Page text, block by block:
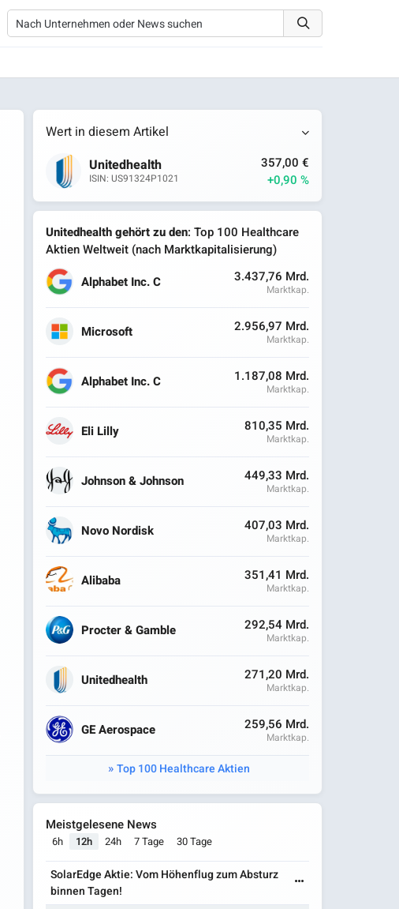
Wert in diesem Artikel
Unitedhealth
ISIN: US91324P1021
357,00 €
+0,90 %
Unitedhealth gehört zu den: Top 100 Healthcare
Aktien Weltweit (nach Marktkapitalisierung)
Alphabet Inc. C
3.437,76 Mrd.
Marktkap.
Microsoft 2.956,97 Mrd.
Marktkap.
Alphabet Inc. C 1.187,08 Mrd.
Marktkap.
Eli Lilly 810,35 Mrd.
Marktkap.
Johnson & Johnson 449,33 Mrd.
Marktkap.
Novo Nordisk 407,03 Mrd.
Marktkap.
Alibaba 351,41 Mrd.
Marktkap.
Procter & Gamble 292,54 Mrd.
Marktkap.
Unitedhealth 271,20 Mrd.
Marktkap.
GE Aerospace 259,56 Mrd.
Marktkap.
Top 100 Healthcare Aktien
Meistgelesene News
6h 12h 24h 7 Tage 30 Tage
SolarEdge Aktie: Vom Höhenflug zum Absturz
binnen Tagen!